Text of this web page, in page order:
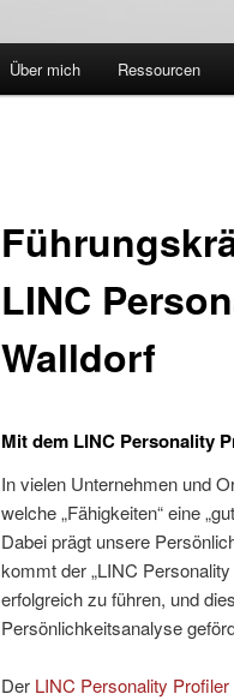
Über mich Ressourcen
LINC
Walldorf
Mit dem LINC Personality
In vielen Unternehmen und
welche „Fähigkeiten“ eine
Dabei prägt unsere
kommt der „LINC
erfolgreich zu führen, und
Persönlichkeitsanalyse
Der LINC Personality Profiler